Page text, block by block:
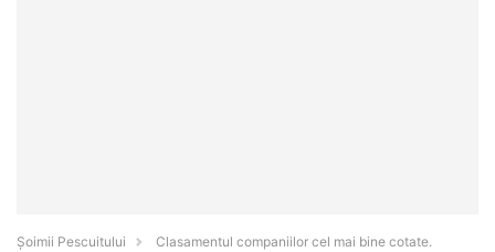
Șoimii Pescuitului
Clasamentul companiilor cel mai bine cotate.